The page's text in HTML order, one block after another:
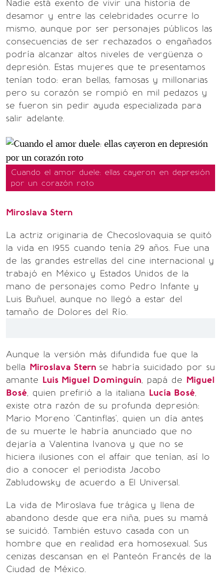
Nadie está exento de vivir una historia de
desamor y entre las celebridades ocurre lo
mismo, aunque por ser personajes públicos las
consecuencias de ser rechazados o engañados
podría alcanzar altos niveles de vergüenza o
depresión. Estas mujeres que te presentamos
tenían todo: eran bellas, famosas y millonarias
pero su corazón se rompió en mil pedazos y
se fueron sin pedir ayuda especializada para
salir adelante.
Cuando el amor duele: ellas cayeron en depresión
por un corazón roto
Miroslava Stern
La actriz originaria de Checoslovaquia se quitó
la vida en 1955 cuando tenía 29 años. Fue una
de las grandes estrellas del cine internacional y
trabajó en México y Estados Unidos de la
mano de personajes como Pedro Infante y
Luis Buñuel, aunque no llegó a estar del
tamaño de Dolores del Río.
Aunque la versión más difundida fue que la
bella Miroslava Stern se habría suicidado por su
amante Luis Miguel Dominguín, papá de Miguel
Bosé, quien prefirió a la italiana Lucía Bosé,
existe otra razón de su profunda depresión:
Mario Moreno 'Cantinflas', quien un día antes
de su muerte le habría anunciado que no
dejaría a Valentina Ivanova y que no se
hiciera ilusiones con el affair que tenían, así lo
dio a conocer el periodista Jacobo
Zabludowsky de acuerdo a El Universal.
La vida de Miroslava fue trágica y llena de
abandono desde que era niña, pues su mamá
se suicidó. También estuvo casada con un
hombre que en realidad era homosexual. Sus
cenizas descansan en el Panteón Francés de la
Ciudad de México.